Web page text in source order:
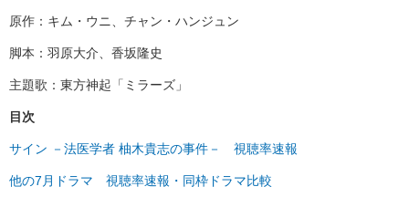
原作：キム・ウニ、チャン・ハンジュン
脚本：羽原大介、香坂隆史
主題歌：東方神起「ミラーズ」
目次
サイン －法医学者 柚木貴志の事件－ 視聴率速報
他の7月ドラマ 視聴率速報・同枠ドラマ比較